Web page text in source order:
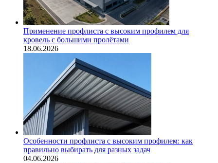
Применение профлиста с высоким профилем для
кровель с большими пролётами
18.06.2026
Особенности профлиста с высоким профилем: как
правильно выбирать для разных задач
04.06.2026